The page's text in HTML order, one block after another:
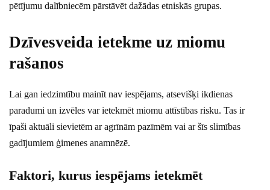
pētījumu dalībniecēm pārstāvēt dažādas etniskās grupas.
Dzīvesveida ietekme uz miomu
rašanos
Lai gan iedzimtību mainīt nav iespējams, atsevišķi ikdienas
paradumi un izvēles var ietekmēt miomu attīstības risku. Tas ir
īpaši aktuāli sievietēm ar agrīnām pazīmēm vai ar šīs slimības
gadījumiem ģimenes anamnēzē.
Faktori, kurus iespējams ietekmēt